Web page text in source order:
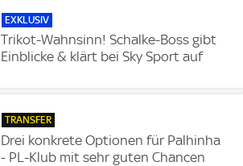
EXKLUSIV
Trikot-Wahnsinn! Schalke-Boss gibt
Einblicke & klärt bei Sky Sport auf
TRANSFER
Drei konkrete Optionen für Palhinha
- PL-Klub mit sehr guten Chancen